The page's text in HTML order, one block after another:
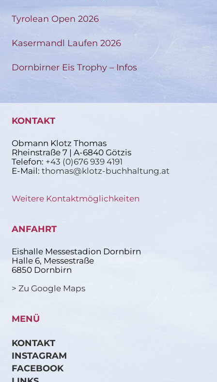
Tyrolean Open 2026
Kasermandl Laufen 2026
Dornbirner Eis Trophy – Infos
KONTAKT
Obmann Klotz Thomas
Rheinstraße 7 | A-6840 Götzis
Telefon: +43 (0)676 939 4191
E-Mail: thomas@klotz-buchhaltung.at
Weitere Kontaktmöglichkeiten
ANFAHRT
Eishalle Messestadion Dornbirn
Halle 6, Messestraße
6850 Dornbirn
> Zu Google Maps
MENÜ
KONTAKT
INSTAGRAM
FACEBOOK